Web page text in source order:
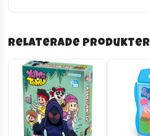
Relaterade produkter